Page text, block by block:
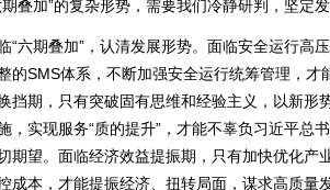
叠加”的复杂形势，需要我们冷静研判，坚定发
期叠加”，认清发展形势。面临安全运行高压
的SMS体系，不断加强安全运行统筹管理，才
挡期，只有突破固有思维和经验主义，以新形
，实现服务“质的提升”，才能不辜负习近平总
期望。面临经济效益提振期，只有加快优化产
成本，才能提振经济、扭转局面，谋求高质量